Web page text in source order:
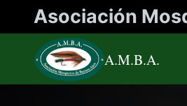
contenido
Asociación
A.M.B.A.